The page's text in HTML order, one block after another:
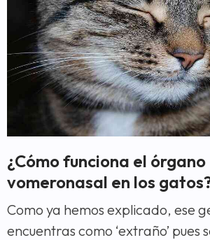
¿Cómo funciona el órgano
vomeronasal en los
Como ya hemos explicado, ese
encuentras como ‘extraño’ pues